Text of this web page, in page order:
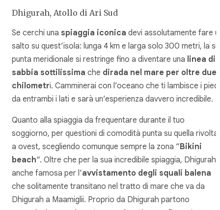
Dhigurah, Atollo di Ari Sud
Se cerchi una spiaggia iconica devi assolutamente fare
salto su quest’isola: lunga 4 km e larga solo 300 metri, la
punta meridionale si restringe fino a diventare una linea di
sabbia sottilissima che dirada nel mare per oltre due
chilometri. Camminerai con l’oceano che ti lambisce i piedi
da entrambi i lati e sarà un’esperienza davvero incredibile.
Quanto alla spiaggia da frequentare durante il tuo
soggiorno, per questioni di comodità punta su quella rivolta
a ovest, scegliendo comunque sempre la zona “Bikini
beach“. Oltre che per la sua incredibile spiaggia, Dhigurah
anche famosa per l’avvistamento degli squali balena
che solitamente transitano nel tratto di mare che va da
Dhigurah a Maamiglii. Proprio da Dhigurah partono